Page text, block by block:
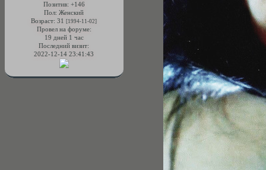
Позитив: +146
Пол: Женский
Возраст: 31[1994-11-02]
Провел на форуме:
19 дней 1 час
Последний визит:
2022-12-14 23:41:43